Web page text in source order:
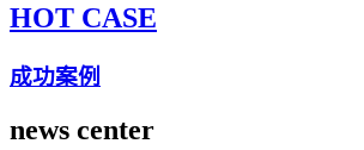
HOT CASE
成功案例
news center